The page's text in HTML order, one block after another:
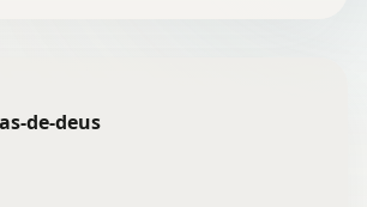
de-deus